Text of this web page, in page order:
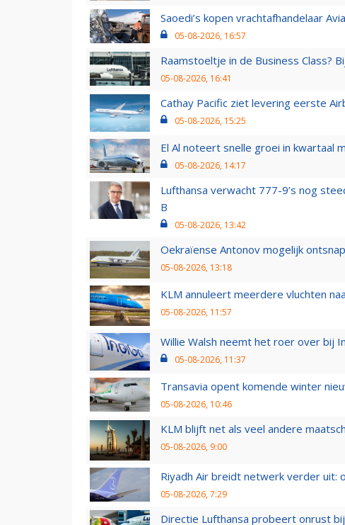
Saoedi’s kopen vrachtafhandelaar
05-08-2026, 16:57
Raamstoeltje in de Business Class?
05-08-2026, 16:41
Cathay Pacific ziet levering eerste
05-08-2026, 15:25
El Al noteert snelle groei in kwartaal
05-08-2026, 14:17
Lufthansa verwacht 777-9’s nog
B
05-08-2026, 13:42
Oekraïense Antonov mogelijk
05-08-2026, 13:18
KLM annuleert meerdere vluchten
05-08-2026, 11:57
Willie Walsh neemt het roer over bij
05-08-2026, 11:37
Transavia opent komende winter
05-08-2026, 10:46
KLM blijft net als veel andere
05-08-2026, 9:00
Riyadh Air breidt netwerk verder uit:
05-08-2026, 7:29
Directie Lufthansa probeert onrust